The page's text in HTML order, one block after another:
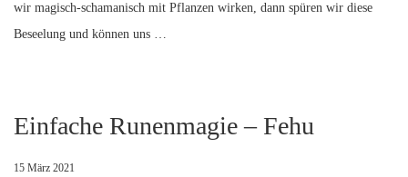
wir magisch-schamanisch mit Pflanzen wirken, dann spüren wir diese
Beseelung und können uns …
Einfache Runenmagie – Fehu
15 März 2021